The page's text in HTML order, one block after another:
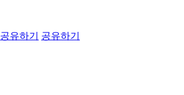
공유하기 공유하기